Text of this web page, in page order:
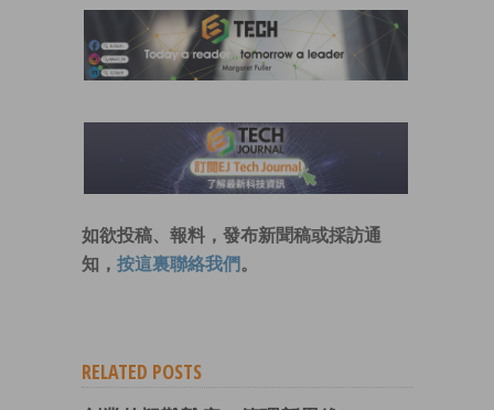
如欲投稿、報料，發布新聞稿或採訪通
知， 按這裏聯絡我們 。
RELATED POSTS